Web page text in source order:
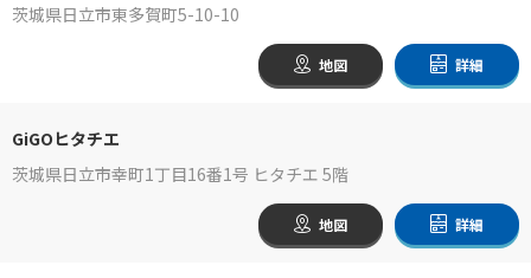
茨城県日立市東多賀町5-10-10
地図 詳細
GiGOヒタチエ
茨城県日立市幸町1丁目16番1号 ヒタチエ 5階
地図 詳細